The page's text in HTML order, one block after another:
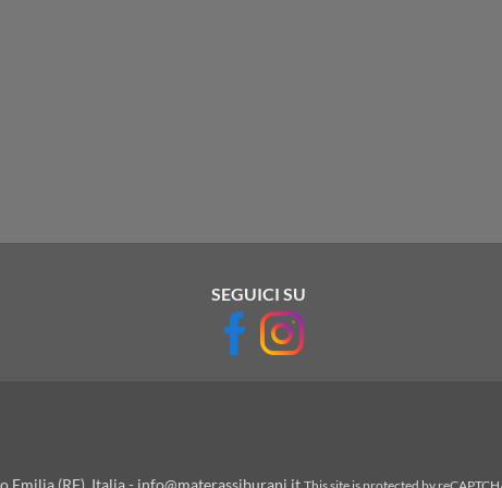
SEGUICI SU
Emilia (RE), Italia - info@materassiburani.it This site is protected by